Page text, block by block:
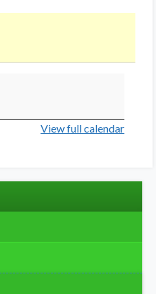
View full calendar